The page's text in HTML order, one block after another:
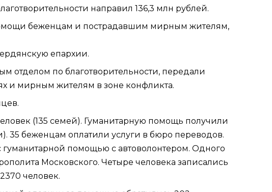
направил 136,3 млн рублей.
беженцам и пострадавшим мирным жителям,
епархии.
отделом по благотворительности, передали
и мирным жителям в зоне конфликта.
(135 семей). Гуманитарную помощь получили
35 беженцам оплатили услуги в бюро переводов.
помощью с автоволонтером. Одного
Московского. Четыре человека записались
человек.